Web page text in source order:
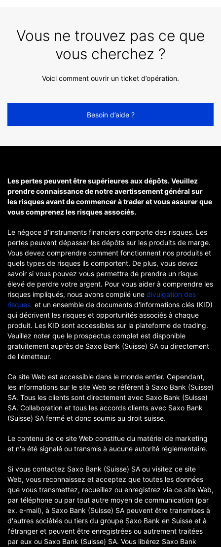
Vous ne trouvez pas ce que
vous cherchez ?
Voici comment ouvrir un ticket d’opération.
Besoin d’aide ?
Les pertes peuvent être supérieures aux dépôts. Veuillez
prendre connaissance de notre avertissement général sur
les risques avant de commencer à trader et vous assurer que
vous comprenez les risques associés.
Le négoce d’instruments financiers comporte des risques. Les
pertes peuvent dépasser les dépôts sur les produits de marge.
Vous devez comprendre comment fonctionnent nos produits et
quels types de risques ils comportent. De plus, vous devez
savoir si vous pouvez vous permettre de prendre un risque
élevé de perdre votre argent. Pour vous aider à comprendre les
risques impliqués, nous avons compilé une divulgation des
risques et un ensemble de documents d'informations clés (KID)
qui décrivent les risques et opportunités associés à chaque
produit. Les KID sont accessibles sur la plateforme de trading.
Veuillez noter que le prospectus complet est disponible
gratuitement auprès de Saxo Bank (Suisse) SA ou directement
de l'émetteur.
Ce site Web est accessible dans le monde entier. Cependant,
les informations sur le site Web se réfèrent à Saxo Bank (Suisse)
SA. Tous les clients sont directement avec Saxo Bank (Suisse)
SA. Collaboration et tous les accords clients avec Saxo Bank
(Suisse) SA fermé et donc soumis au droit suisse.
Le contenu de ce site Web constitue du matériel de marketing
et n'a été signalé ou transmis à aucune autorité réglementaire.
Si vous contactez Saxo Bank (Suisse) SA ou visitez ce site
Web, vous reconnaissez et acceptez que toutes les données
que vous transmettez, recueillez ou enregistrez via ce site Web,
par téléphone ou par tout autre moyen de communication (par
ex. e-mail), à Saxo Bank (Suisse) SA peuvent être transmises à
d'autres sociétés ou tiers du groupe Saxo Bank en Suisse et à
l'étranger et peuvent être enregistrées ou autrement traitées
par eux ou Saxo Bank (Suisse) SA. Vous libérez Saxo Bank